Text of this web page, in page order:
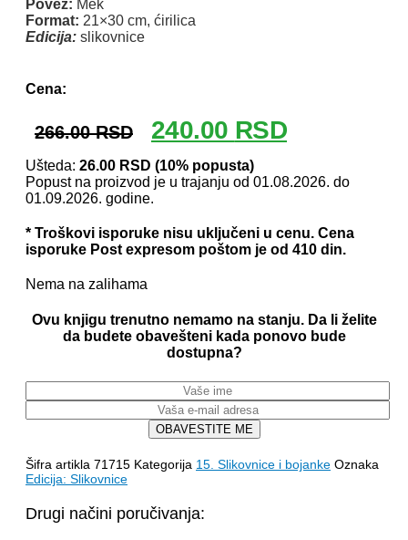
Povez: Mek
Format: 21×30 cm, ćirilica
Edicija: slikovnice
Cena:
266.00RSD
Originalna
cena
je
bila:
266.00 RSD.
240.00 RSDTrenutna
cena
240.00 RSD.
Ušteda: 26.00 RSD (10% popusta)
Popust na proizvod je u trajanju od 01.08.2026. do
01.09.2026. godine.
* Troškovi isporuke nisu uključeni u cenu. Cena
isporuke Post expresom poštom je od 410 din.
Nema na zalihama
Ovu knjigu trenutno nemamo na stanju. Da li želite
da budete obavešteni kada ponovo bude
dostupna?
OBAVESTITE ME
Šifra artikla 71715 Kategorija 15. Slikovnice i bojanke Oznaka
Edicija: Slikovnice
Drugi načini poručivanja: